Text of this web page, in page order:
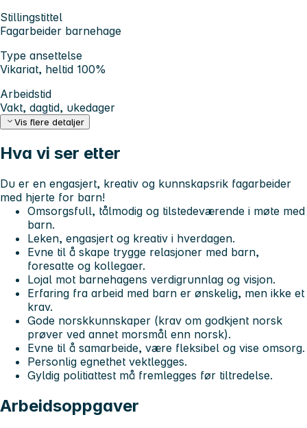
Stillingstittel
Fagarbeider barnehage
Type ansettelse
Vikariat, heltid 100%
Arbeidstid
Vakt, dagtid, ukedager
Vis flere detaljer
Hva vi ser etter
Du er en engasjert, kreativ og kunnskapsrik fagarbeider
med hjerte for barn!
Omsorgsfull, tålmodig og tilstedeværende i møte med
barn.
Leken, engasjert og kreativ i hverdagen.
Evne til å skape trygge relasjoner med barn,
foresatte og kollegaer.
Lojal mot barnehagens verdigrunnlag og visjon.
Erfaring fra arbeid med barn er ønskelig, men ikke et
krav.
Gode norskkunnskaper (krav om godkjent norsk
prøver ved annet morsmål enn norsk).
Evne til å samarbeide, være fleksibel og vise omsorg.
Personlig egnethet vektlegges.
Gyldig politiattest må fremlegges før tiltredelse.
Arbeidsoppgaver